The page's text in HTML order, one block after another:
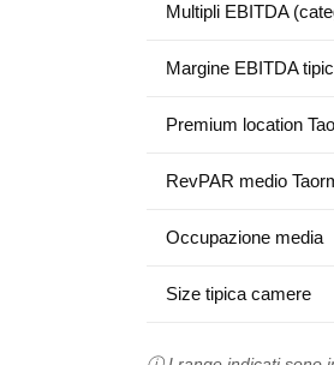
Multipli EBITDA
Margine EBITDA
Premium location
RevPAR medio
Occupazione media
Size tipica camere